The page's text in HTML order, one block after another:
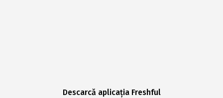
Descarcă aplicația Freshful